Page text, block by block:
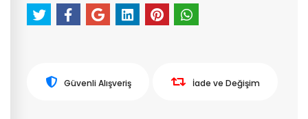
Güvenli Alışveriş İade ve Değişim